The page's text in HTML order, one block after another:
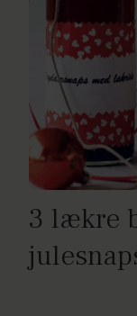
3 lækre